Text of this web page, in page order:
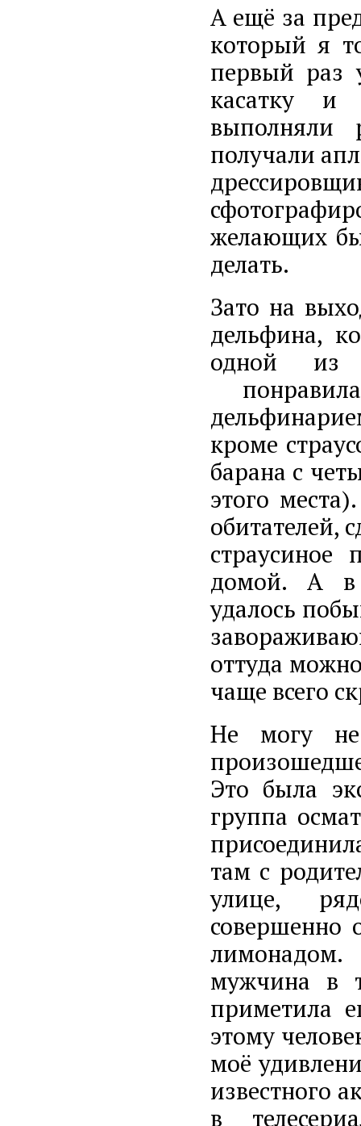
А ещё за
который я
первый раз
касатку и
получали
желающих
делать.
Зато на
дельфина,
одной из
кроме
барана с
этого
обитателей,
домой. А в
удалось
оттуда
чаще всего
Не могу не
Это была
группа
там с
улице,
совершенно
мужчина в
приметила
этому
моё
известного
в